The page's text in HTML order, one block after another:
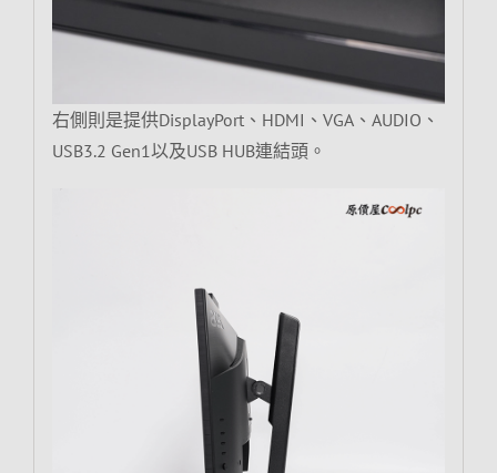
右側則是提供DisplayPort、HDMI、VGA、AUDIO、
USB3.2 Gen1以及USB HUB連結頭。